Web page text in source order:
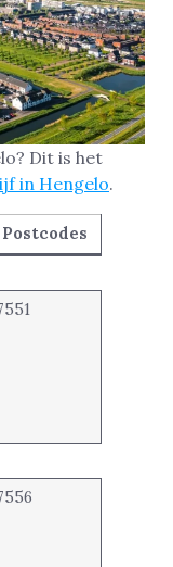
Dit is het
in Hengelo.
Postcodes